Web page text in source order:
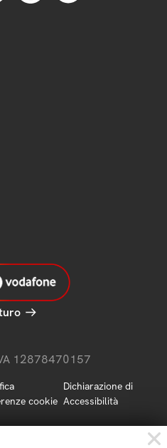
12878470157
cookie
Dichiarazione di
Accessibilità